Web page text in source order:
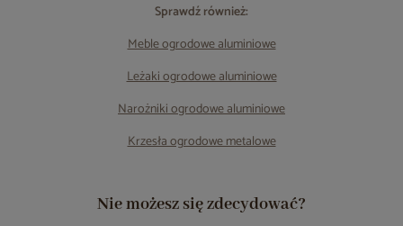
Sprawdź również:
Meble ogrodowe aluminiowe
Leżaki ogrodowe aluminiowe
Narożniki ogrodowe aluminiowe
Krzesła ogrodowe metalowe
Nie możesz się zdecydować?